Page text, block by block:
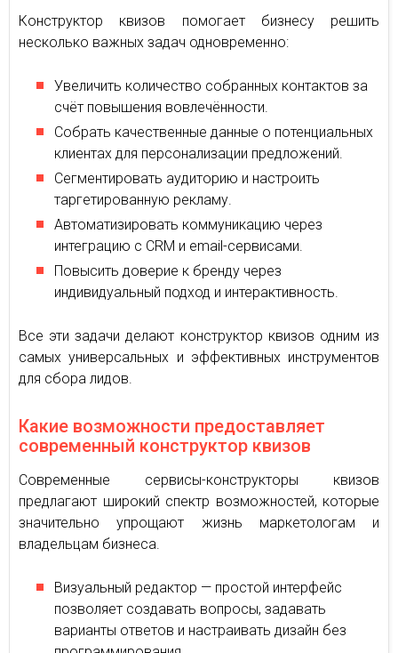
Конструктор квизов помогает бизнесу решить
несколько важных задач одновременно:
Увеличить количество собранных контактов за
счёт повышения вовлечённости.
Собрать качественные данные о потенциальных
клиентах для персонализации предложений.
Сегментировать аудиторию и настроить
таргетированную рекламу.
Автоматизировать коммуникацию через
интеграцию с CRM и email-сервисами.
Повысить доверие к бренду через
индивидуальный подход и интерактивность.
Все эти задачи делают конструктор квизов одним из
самых универсальных и эффективных инструментов
для сбора лидов.
Какие возможности предоставляет
современный конструктор квизов
Современные сервисы-конструкторы квизов
предлагают широкий спектр возможностей, которые
значительно упрощают жизнь маркетологам и
владельцам бизнеса.
Визуальный редактор — простой интерфейс
позволяет создавать вопросы, задавать
варианты ответов и настраивать дизайн без